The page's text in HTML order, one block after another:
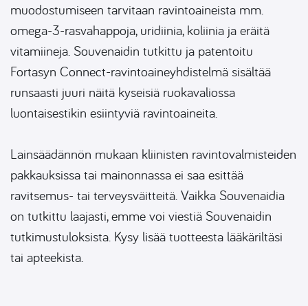
muodostumiseen tarvitaan ravintoaineista mm.
omega-3-rasvahappoja, uridiinia, koliinia ja eräitä
vitamiineja. Souvenaidin tutkittu ja patentoitu
Fortasyn Connect-ravintoaineyhdistelmä sisältää
runsaasti juuri näitä kyseisiä ruokavaliossa
luontaisestikin esiintyviä ravintoaineita.
Lainsäädännön mukaan kliinisten ravintovalmisteiden
pakkauksissa tai mainonnassa ei saa esittää
ravitsemus- tai terveysväitteitä. Vaikka Souvenaidia
on tutkittu laajasti, emme voi viestiä Souvenaidin
tutkimustuloksista. Kysy lisää tuotteesta lääkäriltäsi
tai apteekista.